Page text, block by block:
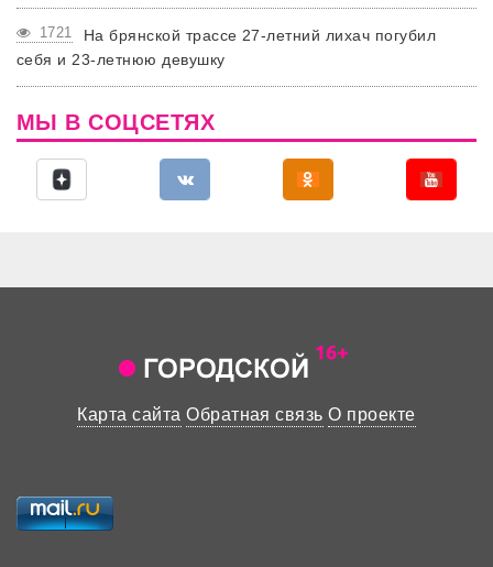
1721
На брянской трассе 27-летний лихач погубил
себя и 23-летнюю девушку
МЫ В СОЦСЕТЯХ
Карта сайта Обратная связь О проекте